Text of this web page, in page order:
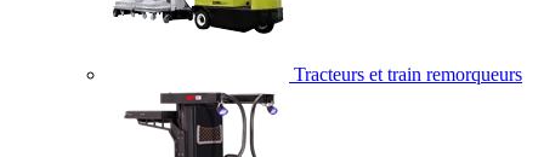
Tracteurs et train remorqueurs